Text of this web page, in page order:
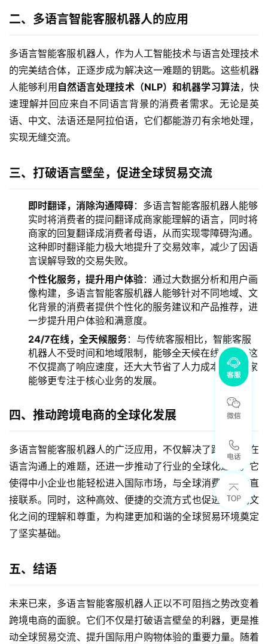
二、多语言智能客服机器人的应用
多语言智能客服机器人，作为人工智能技术与语言处理技术
的完美结合体，正逐步成为解决这一难题的钥匙。这些机器
人能够利用 自然语言处理技术（NLP）和机器学习算法，快
速理解并回应来自不同语言背景的消费者需求。无论是英
语、中文、法语还是阿拉伯语，它们都能游刃有余地处理，
实现无缝交流。
三、打破语言壁垒，促进全球贸易交流
即时翻译，消除沟通障碍：多语言智能客服机器人能够
实时将消费者的提问翻译成商家能理解的语言，同时将
商家的回复翻译成消费者母语，从而实现零障碍沟通。
这种即时翻译能力极大地提升了交易效率，减少了因语
言误解导致的交易失败。
个性化服务，提升用户体验：通过大数据分析和用户画
像构建，多语言智能客服机器人能够针对不同地域、文
化背景的消费者提供个性化的服务建议和产品推荐，进
一步提升用户体验和满意度。
24/7在线，全天候服务：与传统客服相比，智能客服
机器人不受时间和地域限制，能够全天候在线服务。这
不仅提高了响应速度，还大大节省了人力成本，使商家
能够更专注于核心业务的发展。
四、推动跨境电商的全球化发展
多语言智能客服机器人的广泛应用，不仅解决了跨境电商在
语言沟通上的难题，还进一步推动了行业的全球化进程。它
使得中小企业也能轻松进入国际市场，与全球消费者建立直
接联系。同时，这种高效、便捷的交流方式也促进了不同文
化之间的理解和尊重，为构建更加和谐的全球贸易环境奠定
了坚实基础。
五、结语
未来已来，多语言智能客服机器人正以不可阻挡之势改变着
跨境电商的面貌。它们不仅是打破语言壁垒的利器，更是推
动全球贸易交流、提升国际用户购物体验的重要力量。随着